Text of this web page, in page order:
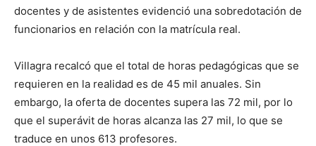
docentes y de asistentes evidenció una sobredotación de
funcionarios en relación con la matrícula real.
Villagra recalcó que el total de horas pedagógicas que se
requieren en la realidad es de 45 mil anuales. Sin
embargo, la oferta de docentes supera las 72 mil, por lo
que el superávit de horas alcanza las 27 mil, lo que se
traduce en unos 613 profesores.